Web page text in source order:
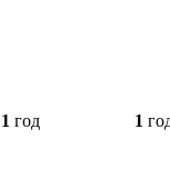
1 год 1